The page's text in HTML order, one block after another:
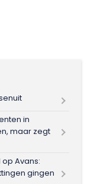
in
maar zegt
Avans:
gingen